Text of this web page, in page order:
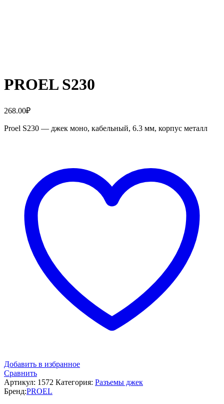
PROEL S230
268.00₽
Proel S230 — джек моно, кабельный, 6.3 мм, корпус металл
Добавить в избранное
Сравнить
Артикул: 1572 Категория: Разъемы джек
Бренд:PROEL